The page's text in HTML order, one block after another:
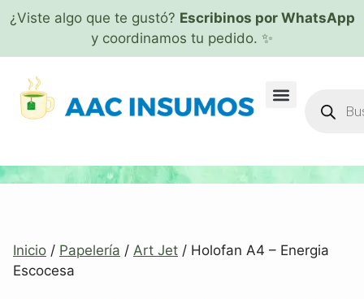
¿Viste algo que te gustó? Escribinos por WhatsApp
y coordinamos tu pedido. ✨
Inicio / Papelería / Art Jet / Holofan A4 – Energia
Escocesa